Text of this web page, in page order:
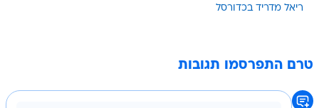
ריאל מדריד בכדורסל
טרם התפרסמו תגובות